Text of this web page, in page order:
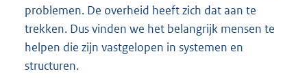
problemen. De overheid heeft zich dat aan te
trekken. Dus vinden we het belangrijk mensen te
helpen die zijn vastgelopen in systemen en
structuren.